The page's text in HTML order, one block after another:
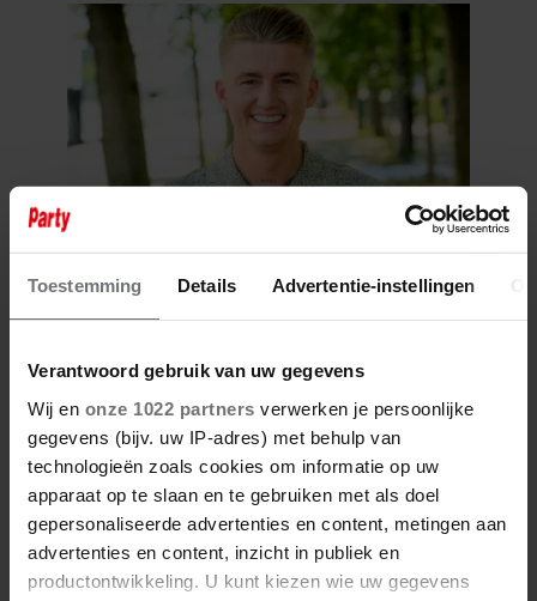
Toestemming Details Advertentie-instellingen
Verantwoord gebruik van uw gegevens
Wij en onze 1022 partners verwerken je persoonlijke
gegevens (bijv. uw IP-adres) met behulp van
technologieën zoals cookies om informatie op uw
apparaat op te slaan en te gebruiken met als doel
gepersonaliseerde advertenties en content, metingen aan
advertenties en content, inzicht in publiek en
productontwikkeling. U kunt kiezen wie uw gegevens
8 augustus 2026
MART HOOGKAMER VERRAST
JONGE FAN IN MADAME
MOMENT EINDIGT IN TRANEN